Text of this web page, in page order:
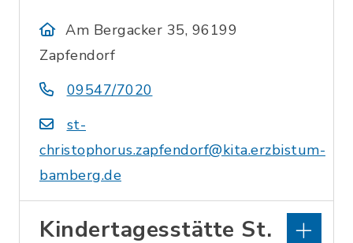
Am Bergacker 35, 96199
Zapfendorf
09547/7020
st-
christophorus.zapfendorf@kita.erzbistum-
bamberg.de
Kindertagesstätte St.